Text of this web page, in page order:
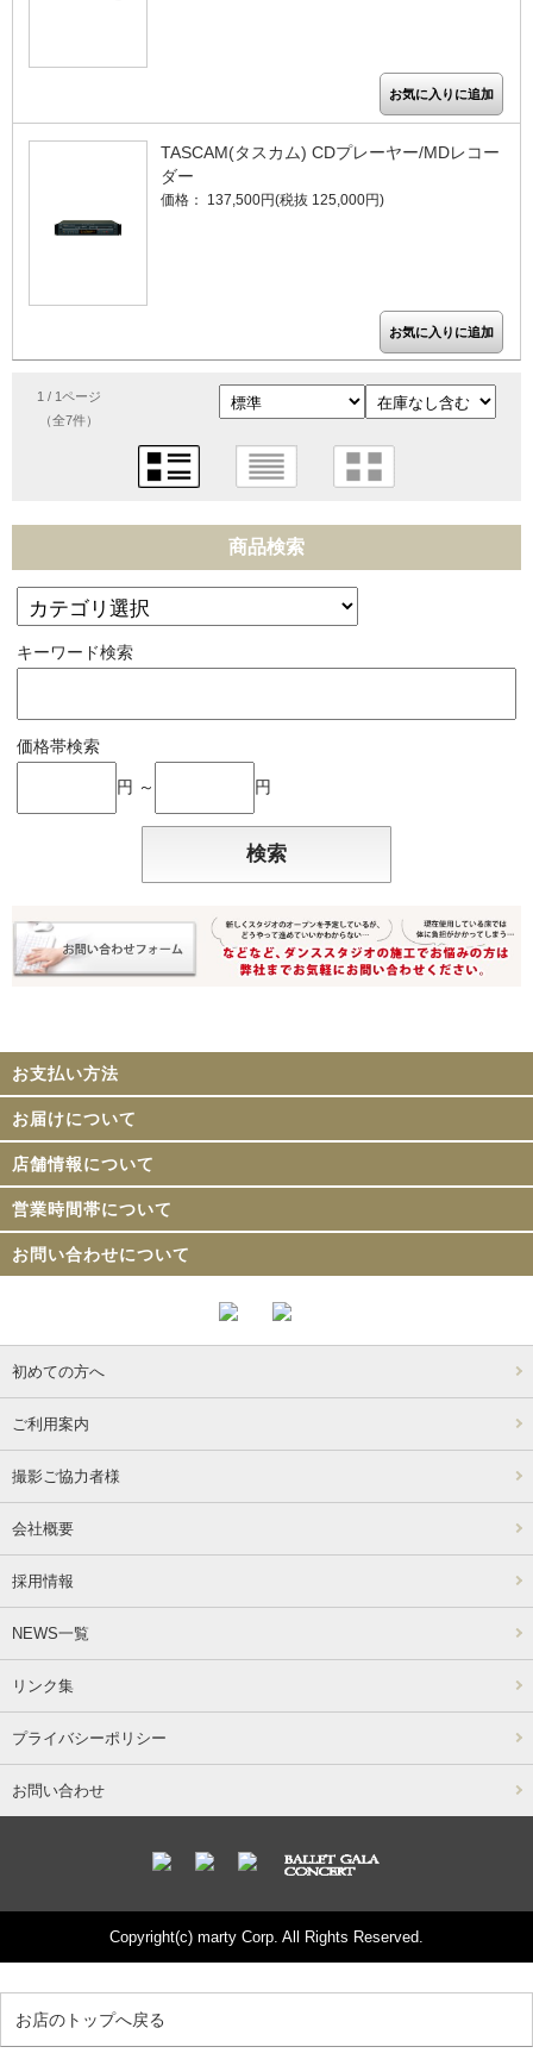
TASCAM(タスカム) CDプレーヤー/MDレコー
ダー
価格： 137,500円(税抜 125,000円)
1 / 1ページ
（全7件）
商品検索
キーワード検索
価格帯検索
円 ～ 円
お支払い方法
お届けについて
店舗情報について
営業時間帯について
お問い合わせについて
初めての方へ
ご利用案内
撮影ご協力者様
会社概要
採用情報
NEWS一覧
リンク集
プライバシーポリシー
お問い合わせ
Copyright(c) marty Corp. All Rights Reserved.
お店のトップへ戻る